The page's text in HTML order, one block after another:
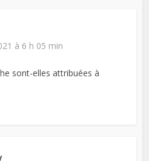
à 6 h 05 min
sont-elles attribuées à